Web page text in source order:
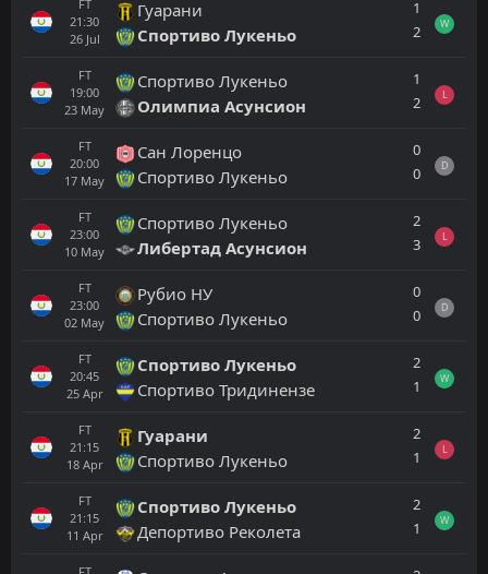
FT
21:30
26 Jul
Гуарани
Спортиво Лукеньо
1
2
W
FT
19:00
23 May
Спортиво Лукеньо
Олимпиа Асунсион
1
2
L
FT
20:00
17 May
Сан Лоренцо
Спортиво Лукеньо
0
0
D
FT
23:00
10 May
Спортиво Лукеньо
Либертад Асунсион
2
3
L
FT
23:00
02 May
Рубио НУ
Спортиво Лукеньо
0
0
D
FT
20:45
25 Apr
Спортиво Лукеньо
Спортиво Тридинензе
2
1
W
FT
21:15
18 Apr
Гуарани
Спортиво Лукеньо
2
1
L
FT
21:15
11 Apr
Спортиво Лукеньо
Депортиво Реколета
2
1
W